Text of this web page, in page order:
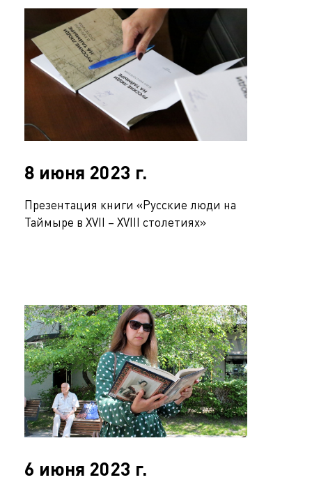
8 июня 2023 г.
Презентация книги «Русские люди на
Таймыре в XVII – XVIII столетиях»
6 июня 2023 г.